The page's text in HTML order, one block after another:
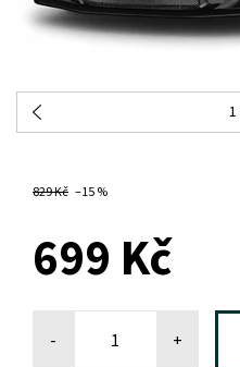
1
829 Kč –15 %
699 Kč
- +